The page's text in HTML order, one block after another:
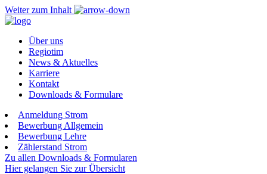
Weiter zum Inhalt
Über uns
Regiotim
News & Aktuelles
Karriere
Kontakt
Downloads & Formulare
Anmeldung Strom
Bewerbung Allgemein
Bewerbung Lehre
Zählerstand Strom
Zu allen Downloads & Formularen
Hier gelangen Sie zur Übersicht